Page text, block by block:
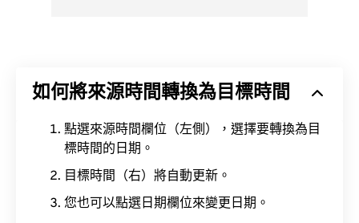
如何將來源時間轉換為目標時間
點選來源時間欄位（左側），選擇要轉換為目
標時間的日期。
目標時間（右）將自動更新。
您也可以點選日期欄位來變更日期。